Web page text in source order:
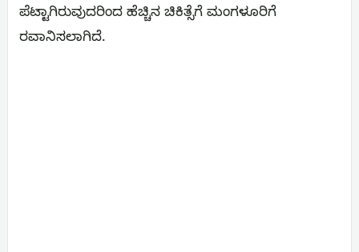
ಪೆಟ್ಟಾಗಿರುವುದರಿಂದ ಹೆಚ್ಚಿನ ಚಿಕಿತ್ಸೆಗೆ ಮಂಗಳೂರಿಗೆ
ರವಾನಿಸಲಾಗಿದೆ.